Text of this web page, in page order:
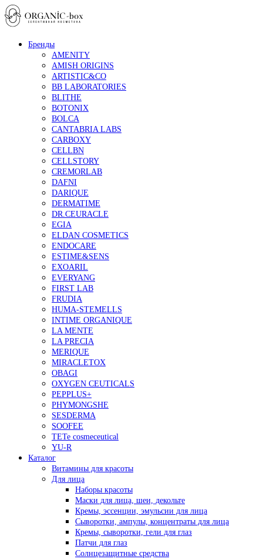
Бренды
AMENITY
AMISH ORIGINS
ARTISTIC&CO
BB LABORATORIES
BLITHE
BOTONIX
BOLCA
CANTABRIA LABS
CARBOXY
CELLBN
CELLSTORY
CREMORLAB
DAFNI
DARIQUE
DERMATIME
DR.CEURACLE
EGIA
ELDAN COSMETICS
ENDOCARE
ESTIME&SENS
EXOARIL
EVERYANG
FIRST LAB
FRUDIA
HUMA-STEMELLS
INTIME ORGANIQUE
LA MENTE
LA PRECIA
MERIQUE
MIRACLETOX
OBAGI
OXYGEN CEUTICALS
PEPPLUS+
PHYMONGSHE
SESDERMA
SOOFEE
TETe cosmeceutical
YU-R
Каталог
Витамины для красоты
Для лица
Наборы красоты
Маски для лица, шеи, декольте
Кремы, эссенции, эмульсии для лица
Сыворотки, ампулы, концентраты для лица
Кремы, сыворотки, гели для глаз
Патчи для глаз
Солнцезащитные средства